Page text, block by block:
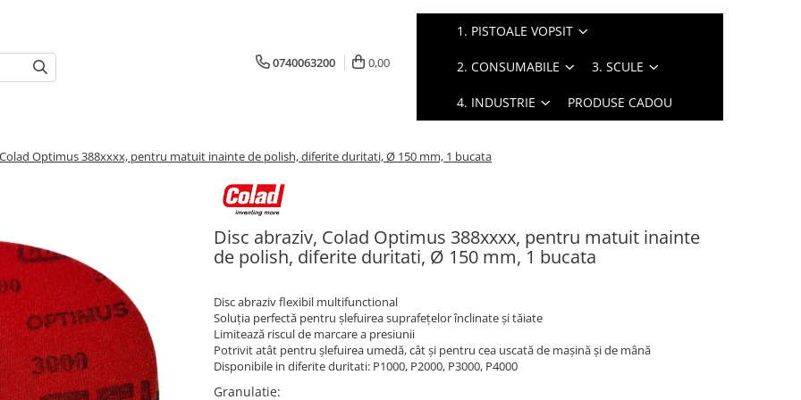
0740063200 0,00
1. PISTOALE VOPSIT
2. CONSUMABILE 3. SCULE
4. INDUSTRIE PRODUSE CADOU
Optimus 388xxxx, pentru matuit inainte de polish, diferite duritati, Ø 150 mm, 1 bucata
Disc abraziv, Colad Optimus 388xxxx, pentru matuit inainte
de polish, diferite duritati, Ø 150 mm, 1 bucata
Disc abraziv flexibil multifunctional
Soluția perfectă pentru șlefuirea suprafețelor înclinate și tăiate
Limitează riscul de marcare a presiunii
Potrivit atât pentru șlefuirea umedă, cât și pentru cea uscată de mașină și de mână
Disponibile in diferite duritati: P1000, P2000, P3000, P4000
Granulatie: